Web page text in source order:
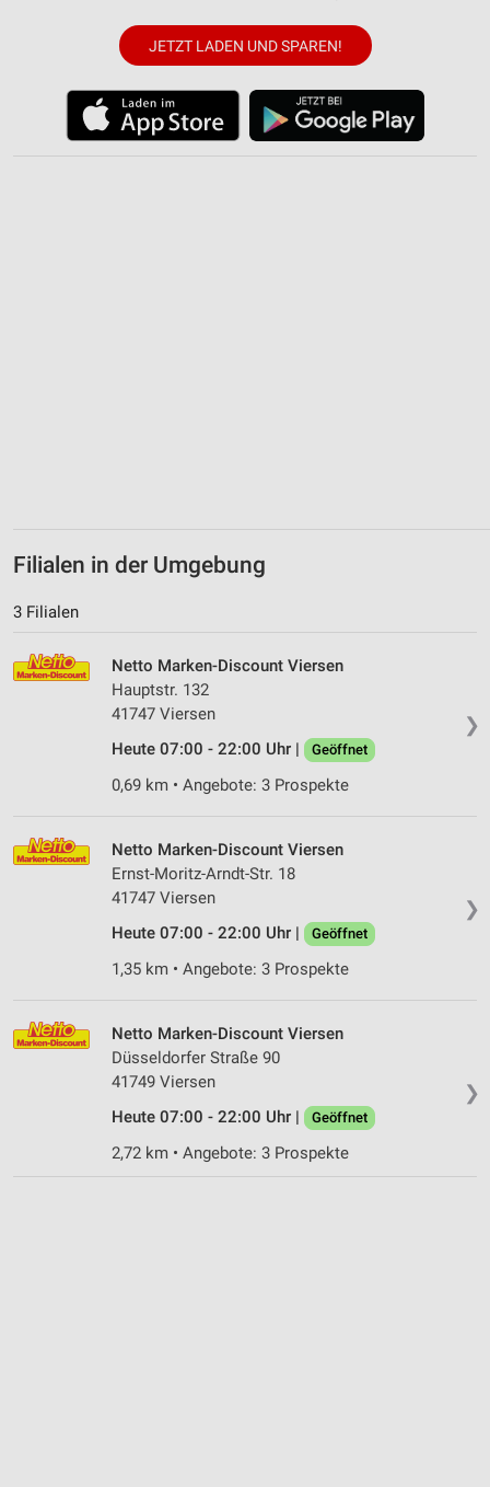
JETZT LADEN UND SPAREN!
Filialen in der Umgebung
3 Filialen
❯
Netto Marken-Discount Viersen
Hauptstr. 132
41747 Viersen
Heute 07:00 - 22:00 Uhr |
Geöffnet
0,69 km • Angebote: 3 Prospekte
❯
Netto Marken-Discount Viersen
Ernst-Moritz-Arndt-Str. 18
41747 Viersen
Heute 07:00 - 22:00 Uhr |
Geöffnet
1,35 km • Angebote: 3 Prospekte
❯
Netto Marken-Discount Viersen
Düsseldorfer Straße 90
41749 Viersen
Heute 07:00 - 22:00 Uhr |
Geöffnet
2,72 km • Angebote: 3 Prospekte